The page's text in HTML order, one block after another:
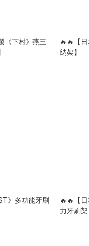
《下村》燕三
🔥🔥【
納架】
》多功能牙刷
🔥🔥【
力牙刷架